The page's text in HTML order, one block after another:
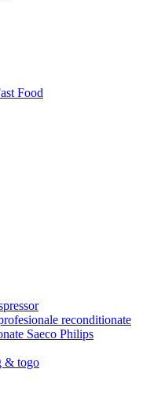
Food
reconditionate
Saeco Philips
& togo